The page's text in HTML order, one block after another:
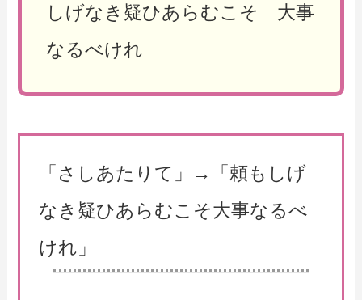
しげなき疑ひあらむこそ 大事
なるべけれ
「さしあたりて」→「頼もしげ
なき疑ひあらむこそ大事なるべ
けれ」